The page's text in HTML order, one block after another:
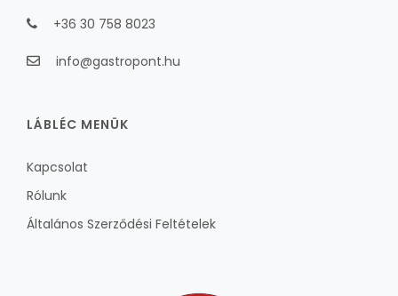
+36 30 758 8023
info@gastropont.hu
LÁBLÉC MENÜK
Kapcsolat
Rólunk
Általános Szerződési Feltételek